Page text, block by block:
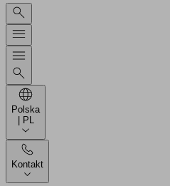
Polska
| PL
Kontakt